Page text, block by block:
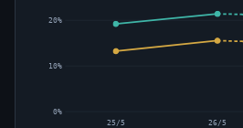
0%
10%
20%
25/5 26/5